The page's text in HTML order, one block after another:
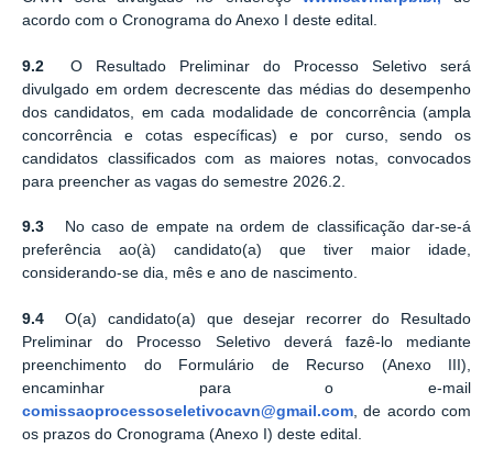
acordo com o Cronograma do Anexo I deste edital.
9.2 O Resultado Preliminar do Processo Seletivo será
divulgado em ordem decrescente das médias do desempenho
dos candidatos, em cada modalidade de concorrência (ampla
concorrência e cotas específicas) e por curso, sendo os
candidatos classificados com as maiores notas, convocados
para preencher as vagas do semestre 2026.2.
9.3
No caso de empate na ordem de classificação dar-se-á
preferência ao(à) candidato(a) que tiver maior idade,
considerando-se dia, mês e ano de nascimento.
9.4O(a) candidato(a) que desejar recorrer do Resultado
Preliminar do Processo Seletivo deverá fazê-lo mediante
preenchimento do Formulário de Recurso (Anexo III),
encaminhar para o e-mail
comissaoprocessoseletivocavn@gmail.com , de acordo com
os prazos do Cronograma (Anexo I) deste edital.